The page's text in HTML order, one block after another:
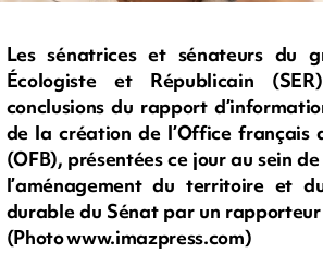
Les sénatrices et sénateurs du
Écologiste et Républicain
conclusions du rapport
de la création de l’Office français
(OFB), présentées ce jour au sein
l’aménagement du territoire et
durable du Sénat par un
(Photo www.imazpress.com)